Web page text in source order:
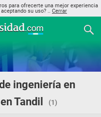
para ofrecerte una mejor experiencia
su uso? .. Cerrar
ingeniería en
Tandil
(1)